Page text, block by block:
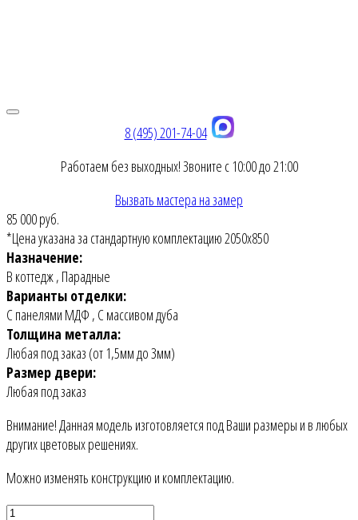
8 (495) 201-74-04
Работаем без выходных! Звоните с 10:00 до 21:00
Вызвать мастера на замер
85 000 руб.
*Цена указана за стандартную комплектацию 2050х850
Назначение:
В коттедж, Парадные
Варианты отделки:
С панелями МДФ , С массивом дуба
Толщина металла:
Любая под заказ (от 1,5мм до 3мм)
Размер двери:
Любая под заказ
Внимание! Данная модель изготовляется под Ваши размеры и в любых
других цветовых решениях.
Можно изменять конструкцию и комплектацию.